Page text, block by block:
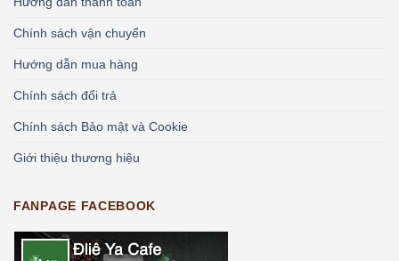
Chính sách vận chuyển
Hướng dẫn mua hàng
Chính sách đổi trả
Chính sách Bảo mật và Cookie
Giới thiệu thương hiệu
FANPAGE FACEBOOK